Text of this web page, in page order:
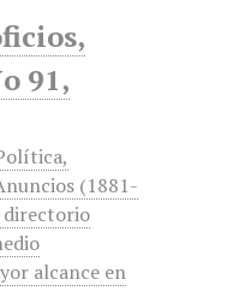
91,
(1881-
directorio
alcance en